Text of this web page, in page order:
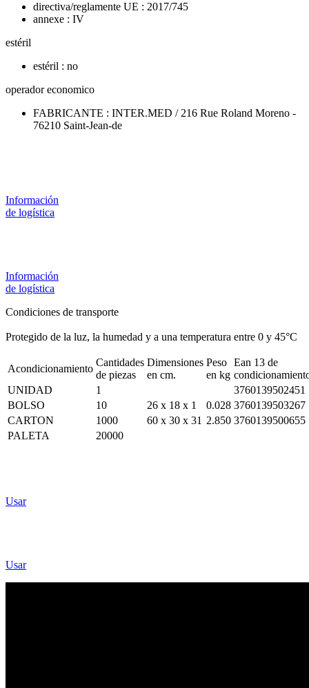
directiva/reglamente UE : 2017/745
annexe : IV
estéril
estéril : no
operador economico
FABRICANTE : INTER.MED / 216 Rue Roland Moreno -
76210 Saint-Jean-de
Información
de logística
Información
de logística
Condiciones de transporte
Protegido de la luz, la humedad y a una temperatura entre 0 y 45°C
Acondicionamiento
Cantidades
de piezas
Dimensiones
en cm.
Peso
en kg
Ean 13 de
UNIDAD
1
3760139502451
BOLSO
10 26 x 18 x 1 0.028 3760139503267
CARTON
1000 60 x 30 x 31 2.850 3760139500655
PALETA
20000
Usar
Usar